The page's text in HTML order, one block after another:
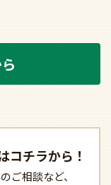
コチラから！
ご相談など、